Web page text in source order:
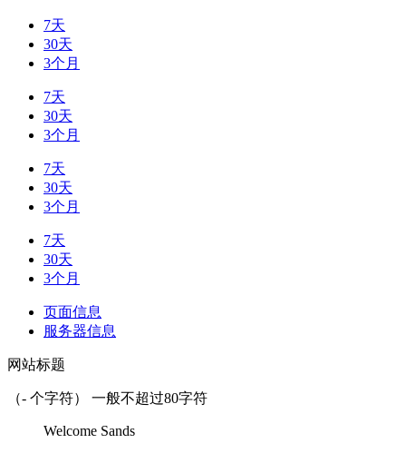
7天
30天
3个月
7天
30天
3个月
7天
30天
3个月
7天
30天
3个月
页面信息
服务器信息
网站标题
（- 个字符） 一般不超过80字符
Welcome Sands